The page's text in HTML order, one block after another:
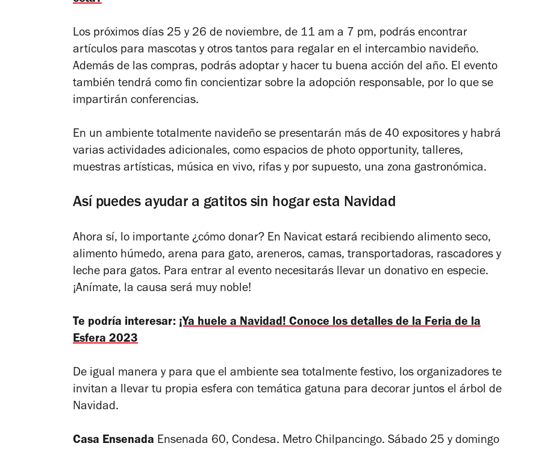
Los próximos días 25 y 26 de noviembre, de 11 am a 7 pm, podrás encontrar
artículos para mascotas y otros tantos para regalar en el intercambio navideño.
Además de las compras, podrás adoptar y hacer tu buena acción del año. El evento
también tendrá como fin concientizar sobre la adopción responsable, por lo que se
impartirán conferencias.
En un ambiente totalmente navideño se presentarán más de 40 expositores y habrá
varias actividades adicionales, como espacios de photo opportunity, talleres,
muestras artísticas, música en vivo, rifas y por supuesto, una zona gastronómica.
Así puedes ayudar a gatitos sin hogar esta Navidad
Ahora sí, lo importante ¿cómo donar? En Navicat estará recibiendo alimento seco,
alimento húmedo, arena para gato, areneros, camas, transportadoras, rascadores y
leche para gatos. Para entrar al evento necesitarás llevar un donativo en especie.
¡Anímate, la causa será muy noble!
Te podría interesar: ¡Ya huele a Navidad! Conoce los detalles de la Feria de la
Esfera 2023
De igual manera y para que el ambiente sea totalmente festivo, los organizadores te
invitan a llevar tu propia esfera con temática gatuna para decorar juntos el árbol de
Navidad.
Casa Ensenada Ensenada 60, Condesa. Metro Chilpancingo. Sábado 25 y domingo